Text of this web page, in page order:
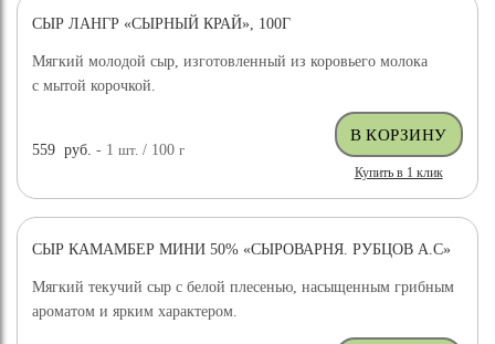
СЫР ЛАНГР «СЫРНЫЙ КРАЙ», 100Г
Мягкий молодой сыр, изготовленный из коровьего молока
с мытой корочкой.
559 руб. - 1шт. / 100г
Купить в 1 клик
СЫР КАМАМБЕР МИНИ 50% «СЫРОВАРНЯ. РУБЦОВ А.С»
Мягкий текучий сыр с белой плесенью, насыщенным грибным
ароматом и ярким характером.